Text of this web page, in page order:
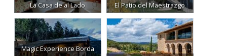
La Casa de al Lado El Patio del Maestrazgo
Magic Experience Borda